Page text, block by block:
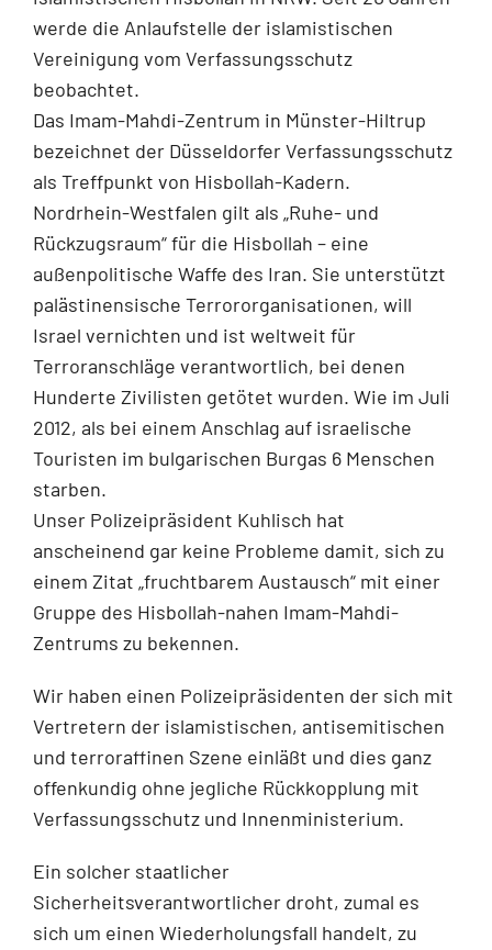
werde die Anlaufstelle der islamistischen
Vereinigung vom Verfassungsschutz
beobachtet.
Das Imam-Mahdi-Zentrum in Münster-Hiltrup
bezeichnet der Düsseldorfer Verfassungsschutz
als Treffpunkt von Hisbollah-Kadern.
Nordrhein-Westfalen gilt als „Ruhe- und
Rückzugsraum“ für die Hisbollah – eine
außenpolitische Waffe des Iran. Sie unterstützt
palästinensische Terrororganisationen, will
Israel vernichten und ist weltweit für
Terroranschläge verantwortlich, bei denen
Hunderte Zivilisten getötet wurden. Wie im Juli
2012, als bei einem Anschlag auf israelische
Touristen im bulgarischen Burgas 6 Menschen
starben.
Unser Polizeipräsident Kuhlisch hat
anscheinend gar keine Probleme damit, sich zu
einem Zitat „fruchtbarem Austausch“ mit einer
Gruppe des Hisbollah-nahen Imam-Mahdi-
Zentrums zu bekennen.
Wir haben einen Polizeipräsidenten der sich mit
Vertretern der islamistischen, antisemitischen
und terroraffinen Szene einläßt und dies ganz
offenkundig ohne jegliche Rückkopplung mit
Verfassungsschutz und Innenministerium.
Ein solcher staatlicher
Sicherheitsverantwortlicher droht, zumal es
sich um einen Wiederholungsfall handelt, zu